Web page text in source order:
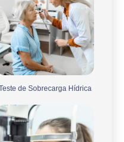
de Sobrecarga Hídrica